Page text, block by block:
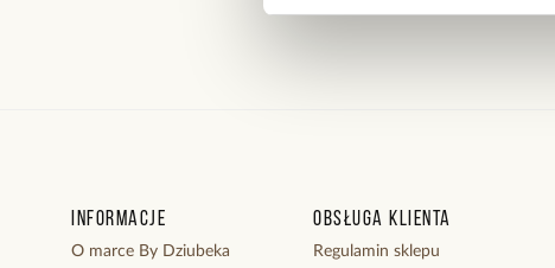
Informacje
O marce By Dziubeka
Obsługa klienta
Regulamin sklepu